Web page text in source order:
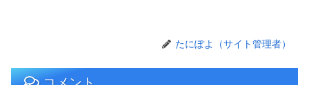
たにぽよ（サイト管理者）